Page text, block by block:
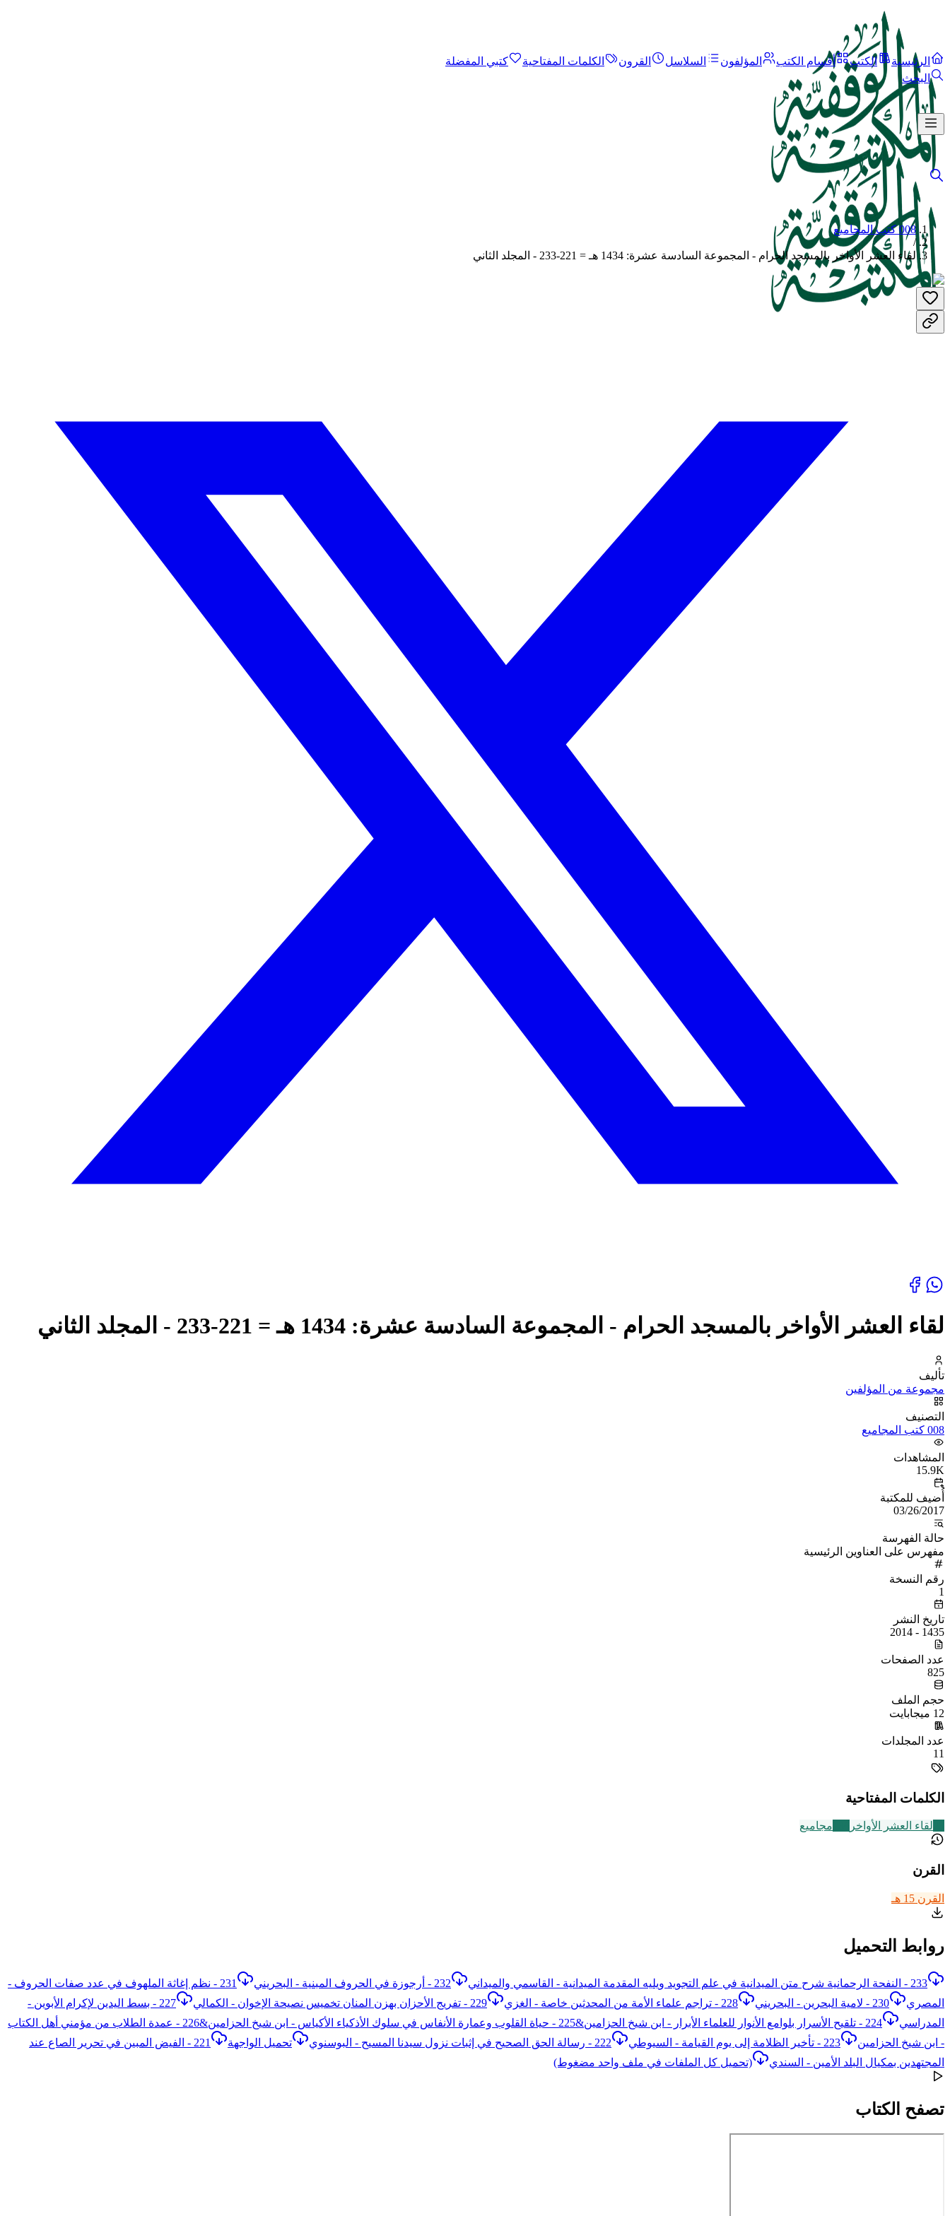
الرئيسية الكتب أقسام الكتب المؤلفون السلاسل القرون الكلمات المفتاحية
كتبي المفضلة
البحث
008 كتب المجاميع
/
لقاء العشر الأواخر بالمسجد الحرام - المجموعة السادسة عشرة: 1434 هـ = 221-233 - المجلد الثاني
لقاء العشر الأواخر بالمسجد الحرام - المجموعة السادسة عشرة: 1434 هـ = 221-233 - المجلد الثاني
تأليف
مجموعة من المؤلفين
التصنيف
008 كتب المجاميع
المشاهدات
15.9K
أُضيف للمكتبة
03/26/2017
حالة الفهرسة
مفهرس على العناوين الرئيسية
رقم النسخة
1
تاريخ النشر
1435 - 2014
عدد الصفحات
825
حجم الملف
12 ميجابايت
عدد المجلدات
11
الكلمات المفتاحية
لقاء العشر الأواخر مجاميع
القرن
القرن 15 هـ
روابط التحميل
233 - النفحة الرحمانية شرح متن الميدانية في علم التجويد ويليه المقدمة الميدانية - القاسمي والميداني 232 - أرجوزة في الحروف المبنية - البحريني
231 - نظم إغاثة الملهوف في عدد صفات الحروف -
المصري
230 - لامية البحرين - البحريني 228 - تراجم علماء الأمة من المحدثين خاصة - الغزي 229 - تفريج الأحزان بهزن المنان تخميس نصيحة الإخوان - الكمالي
227 - بسط اليدين لإكرام الأبوين -
المدراسي
224 - تلقيح الأسرار بلوامع الأنوار للعلماء الأبرار - ابن شيخ الحزامين&225 - حياة القلوب وعمارة الأنفاس في سلوك الأذكياء الأكياس - ابن شيخ الحزامين&226 - عمدة الطلاب من مؤمني أهل الكتاب
- ابن شيخ الحزامين
223 - تأخير الظلامة إلى يوم القيامة - السيوطي 222 - رسالة الحق الصحيح في إثبات نزول سيدنا المسيح - البوسنوي تحميل الواجهة
221 - الفيض المبين في تحرير الصاع عند
المجتهدين بمكيال البلد الأمين - السندي
(تحميل كل الملفات في ملف واحد مضغوط)
تصفح الكتاب